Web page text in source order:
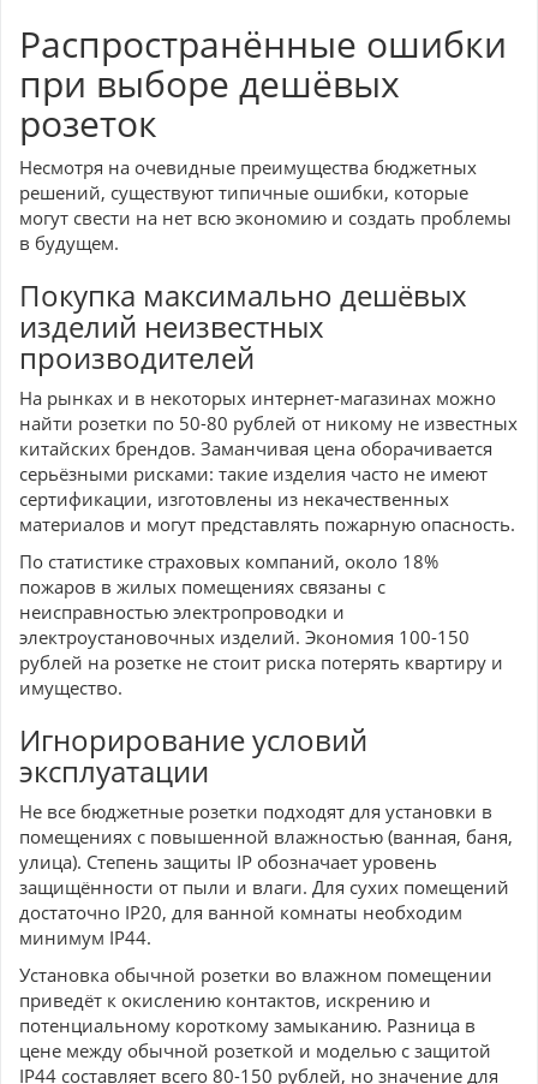
Распространённые ошибки
при выборе дешёвых
розеток
Несмотря на очевидные преимущества бюджетных
решений, существуют типичные ошибки, которые
могут свести на нет всю экономию и создать проблемы
в будущем.
Покупка максимально дешёвых
изделий неизвестных
производителей
На рынках и в некоторых интернет-магазинах можно
найти розетки по 50-80 рублей от никому не известных
китайских брендов. Заманчивая цена оборачивается
серьёзными рисками: такие изделия часто не имеют
сертификации, изготовлены из некачественных
материалов и могут представлять пожарную опасность.
По статистике страховых компаний, около 18%
пожаров в жилых помещениях связаны с
неисправностью электропроводки и
электроустановочных изделий. Экономия 100-150
рублей на розетке не стоит риска потерять квартиру и
имущество.
Игнорирование условий
эксплуатации
Не все бюджетные розетки подходят для установки в
помещениях с повышенной влажностью (ванная, баня,
улица). Степень защиты IP обозначает уровень
защищённости от пыли и влаги. Для сухих помещений
достаточно IP20, для ванной комнаты необходим
минимум IP44.
Установка обычной розетки во влажном помещении
приведёт к окислению контактов, искрению и
потенциальному короткому замыканию. Разница в
цене между обычной розеткой и моделью с защитой
IP44 составляет всего 80-150 рублей, но значение для